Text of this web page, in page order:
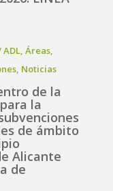
ADL, Áreas,
, Noticias
de la
la
de ámbito
Alicante
de